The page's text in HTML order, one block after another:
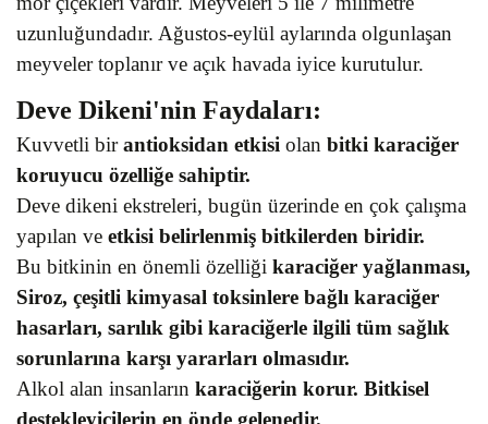
uzunluğundadır. Ağustos-eylül aylarında olgunlaşan
meyveler toplanır ve açık havada iyice kurutulur.
Deve Dikeni'nin Faydaları:
Kuvvetli birantioksidan etkisi olan bitki karaciğer
koruyucu özelliğe sahiptir.
Deve dikeni ekstreleri, bugün üzerinde en çok çalışma
yapılan ve etkisi belirlenmiş bitkilerden biridir.
Bu bitkinin en önemli özelliği karaciğer yağlanması,
Siroz, çeşitli kimyasal toksinlere bağlı karaciğer
hasarları, sarılık gibi karaciğerle ilgili tüm sağlık
sorunlarına karşı yararları olmasıdır.
Alkol alan insanların karaciğerin korur. Bitkisel
destekleyicilerin en önde gelenedir.